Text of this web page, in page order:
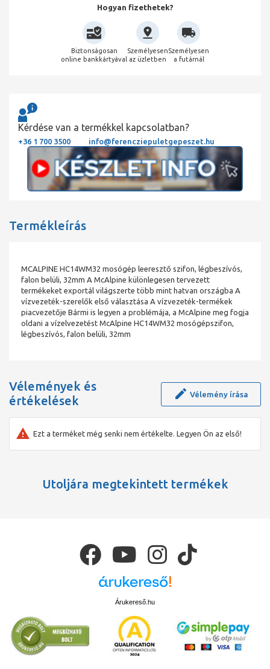
Hogyan fizethetek?
Biztonságosan
online bankkártyával
Személyesen
az üzletben
Személyesen
a futárnál
Kérdése van a termékkel kapcsolatban?
+36 1 700 3500 info@ferencziepuletgepeszet.hu
Termékleírás
MCALPINE HC14WM32 mosógép leeresztő szifon, légbeszívós,
falon belüli, 32mm A McAlpine különlegesen tervezett
termékeket exportál világszerte több mint hatvan országba A
vízvezeték-szerelők első választása A vízvezeték-termékek
piacvezetője Bármi is legyen a problémája, a McAlpine meg fogja
oldani a vízelvezetést McAlpine HC14WM32 mosógépszifon,
légbeszívós, falon belüli, 32mm
Vélemények és
értékelések
Vélemény írása
Ezt a terméket még senki nem értékelte. Legyen Ön az első!
Utoljára megtekintett termékek
Árukereső.hu